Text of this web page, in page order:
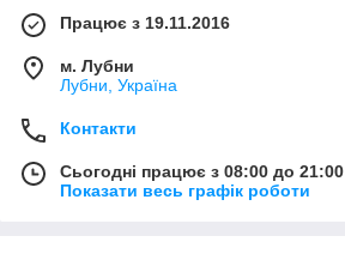
Працює з 19.11.2016
м. Лубни
Лубни, Україна
Контакти
Сьогодні працює з 08:00 до 21:00
Показати весь графік роботи